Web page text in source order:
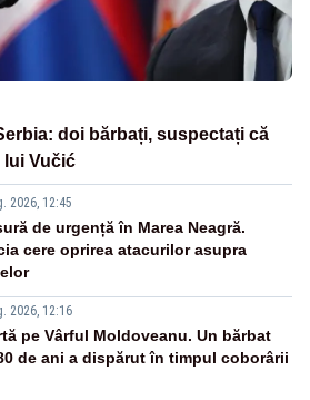
doi bărbați, suspectați că
lui Vučić
2026, 12:45
de urgență în Marea Neagră.
cere oprirea atacurilor asupra
2026, 12:16
pe Vârful Moldoveanu. Un bărbat
de ani a dispărut în timpul coborârii